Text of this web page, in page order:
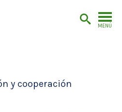
MENÚ
y cooperación